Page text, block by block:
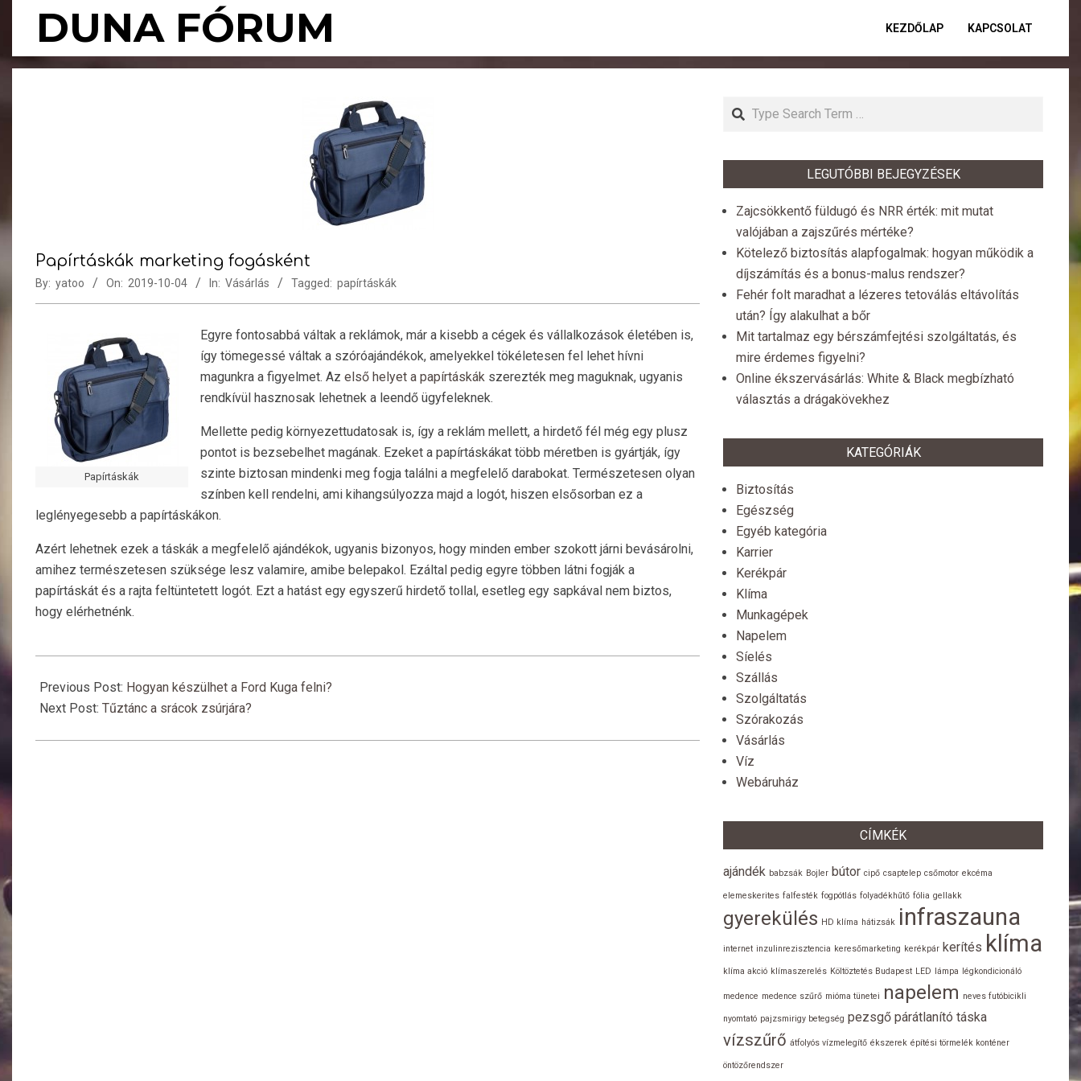
DUNA FÓRUM KEZDŐLAP KAPCSOLAT
Papírtáskák marketing fogásként
By: yatoo On: 2019-10-04 In: Vásárlás Tagged: papírtáskák
Papírtáskák
Egyre fontosabbá váltak a reklámok, már a kisebb a cégek és vállalkozások életében is,
így tömegessé váltak a szóróajándékok, amelyekkel tökéletesen fel lehet hívni
magunkra a figyelmet. Az első helyet a papírtáskák szerezték meg maguknak, ugyanis
rendkívül hasznosak lehetnek a leendő ügyfeleknek.
Mellette pedig környezettudatosak is, így a reklám mellett, a hirdető fél még egy plusz
pontot is bezsebelhet magának. Ezeket a papírtáskákat több méretben is gyártják, így
szinte biztosan mindenki meg fogja találni a megfelelő darabokat. Természetesen olyan
színben kell rendelni, ami kihangsúlyozza majd a logót, hiszen elsősorban ez a
leglényegesebb a papírtáskákon.
Azért lehetnek ezek a táskák a megfelelő ajándékok, ugyanis bizonyos, hogy minden ember szokott járni bevásárolni,
amihez természetesen szüksége lesz valamire, amibe belepakol. Ezáltal pedig egyre többen látni fogják a
papírtáskát és a rajta feltüntetett logót. Ezt a hatást egy egyszerű hirdető tollal, esetleg egy sapkával nem biztos,
hogy elérhetnénk.
10-
04
Previous Post: Hogyan készülhet a Ford Kuga felni?
Next Post: Tűztánc a srácok zsúrjára?
Search
LEGUTÓBBI BEJEGYZÉSEK
Zajcsökkentő füldugó és NRR érték: mit mutat
valójában a zajszűrés mértéke?
Kötelező biztosítás alapfogalmak: hogyan működik a
díjszámítás és a bonus-malus rendszer?
Fehér folt maradhat a lézeres tetoválás eltávolítás
után? Így alakulhat a bőr
Mit tartalmaz egy bérszámfejtési szolgáltatás, és
mire érdemes figyelni?
Online ékszervásárlás: White & Black megbízható
választás a drágakövekhez
KATEGÓRIÁK
Biztosítás
Egészség
Egyéb kategória
Karrier
Kerékpár
Klíma
Munkagépek
Napelem
Síelés
Szállás
Szolgáltatás
Szórakozás
Vásárlás
Víz
Webáruház
CÍMKÉK
ajándék babzsák Bojler bútor cipő csaptelep csőmotor ekcéma
elemeskerites falfesték fogpótlás folyadékhűtő fólia gellakk
gyerekülés HD klíma hátizsák infraszauna
internet inzulinrezisztencia keresőmarketing kerékpár kerítés klíma
klíma akció klímaszerelés Költöztetés Budapest LED lámpa légkondicionáló
medence medence szűrő mióma tünetei napelem neves futóbicikli
nyomtató pajzsmirigy betegség pezsgő párátlanító táska
vízszűrő átfolyós vízmelegítő ékszerek építési törmelék konténer
öntözőrendszer